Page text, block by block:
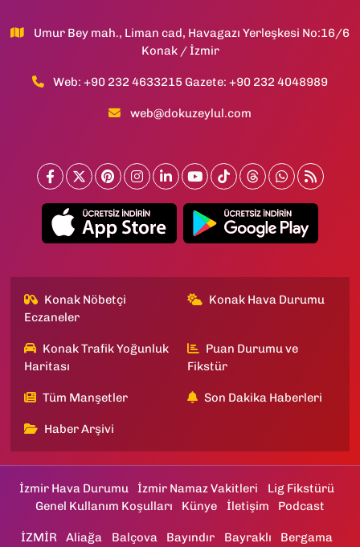
Umur Bey mah., Liman cad, Havagazı Yerleşkesi No:16/6
Konak / İzmir
Web: +90 232 4633215 Gazete: +90 232 4048989
web@dokuzeylul.com
Konak Nöbetçi
Eczaneler
Konak Hava Durumu
Konak Trafik Yoğunluk
Haritası
Puan Durumu ve
Fikstür
Tüm Manşetler Son Dakika Haberleri
Haber Arşivi
İzmir Hava Durumu İzmir Namaz Vakitleri
Lig Fikstürü
Genel Kullanım Koşulları
Künye İletişim Podcast
İZMİR Aliağa Balçova Bayındır Bayraklı Bergama